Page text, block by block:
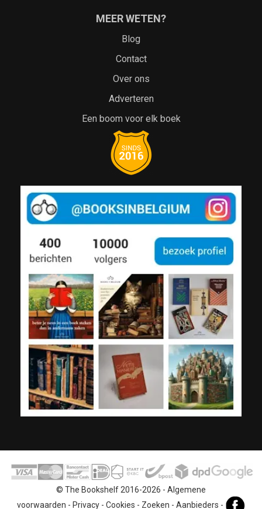
MEER WETEN?
Blog
Contact
Over ons
Adverteren
Een boom voor elk boek
© The Bookshelf 2016-2026 - Algemene
voorwaarden - Privacy- Cookies - Zoeken - Aanbieders -